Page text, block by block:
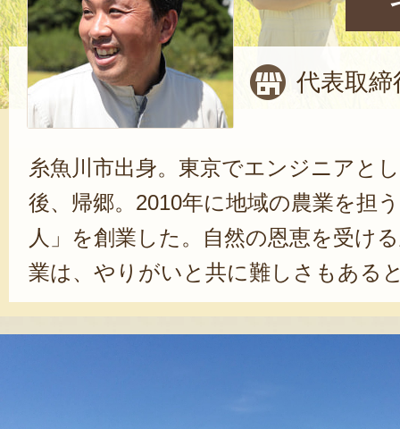
代表取締
糸魚川市出身。東京でエンジニアと
後、帰郷。2010年に地域の農業を担
人」を創業した。自然の恩恵を受け
業は、やりがいと共に難しさもある
に力になるのが、顧客からの声だ。
よ！」という声に、「次の期待にも